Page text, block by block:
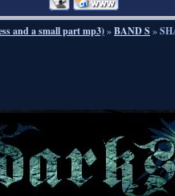
and a small part mp3)»BAND S »